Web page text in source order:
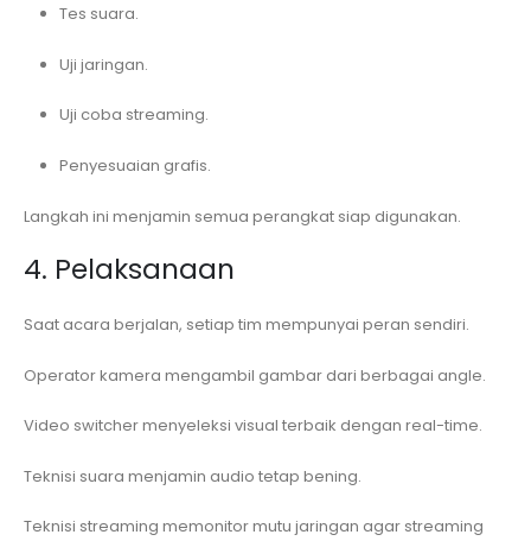
Tes suara.
Uji jaringan.
Uji coba streaming.
Penyesuaian grafis.
Langkah ini menjamin semua perangkat siap digunakan.
4. Pelaksanaan
Saat acara berjalan, setiap tim mempunyai peran sendiri.
Operator kamera mengambil gambar dari berbagai angle.
Video switcher menyeleksi visual terbaik dengan real-time.
Teknisi suara menjamin audio tetap bening.
Teknisi streaming memonitor mutu jaringan agar streaming